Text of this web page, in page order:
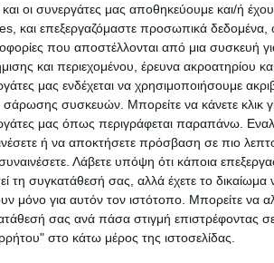
και οι συνεργάτες μας αποθηκεύουμε και/ή
και επεξεργαζόμαστε προσωπικά δεδομένα,
που αποστέλλονται από μια συσκευή
και περιεχομένου, έρευνα ακροατηρίου
μας ενδέχεται να χρησιμοποιήσουμε
συσκευών. Μπορείτε να κάνετε κλικ
μας όπως περιγράφεται παραπάνω.
ή να αποκτήσετε πρόσβαση σε πιο
Λάβετε υπόψη ότι κάποια
τη συγκατάθεσή σας, αλλά έχετε το
μόνο για αυτόν τον ιστότοπο. Μπορείτε να
σας ανά πάσα στιγμή επιστρέφοντας
στο κάτω μέρος της ιστοσελίδας.
VIDEO
Προβιοτικά. Τα καλά
μας.
VIDEO
VIDEO: Οι